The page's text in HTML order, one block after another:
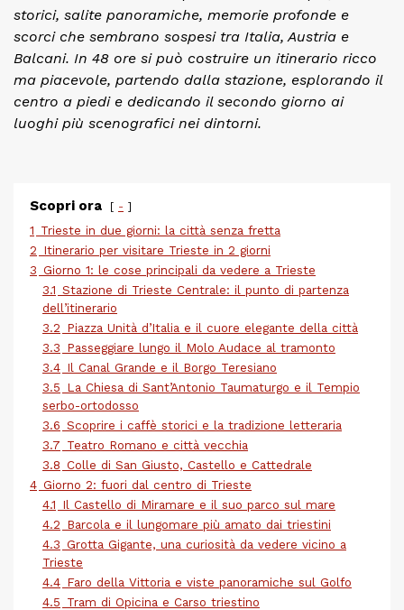
storici, salite panoramiche, memorie profonde e
scorci che sembrano sospesi tra Italia, Austria e
Balcani. In 48 ore si può costruire un itinerario ricco
ma piacevole, partendo dalla stazione, esplorando il
centro a piedi e dedicando il secondo giorno ai
luoghi più scenografici nei dintorni.
Scopri ora -
1 Trieste in due giorni: la città senza fretta
2 Itinerario per visitare Trieste in 2 giorni
3 Giorno 1: le cose principali da vedere a Trieste
3.1 Stazione di Trieste Centrale: il punto di partenza
dell’itinerario
3.2 Piazza Unità d’Italia e il cuore elegante della città
3.3 Passeggiare lungo il Molo Audace al tramonto
3.4 Il Canal Grande e il Borgo Teresiano
3.5 La Chiesa di Sant’Antonio Taumaturgo e il Tempio
serbo-ortodosso
3.6 Scoprire i caffè storici e la tradizione letteraria
3.7 Teatro Romano e città vecchia
3.8 Colle di San Giusto, Castello e Cattedrale
4 Giorno 2: fuori dal centro di Trieste
4.1 Il Castello di Miramare e il suo parco sul mare
4.2 Barcola e il lungomare più amato dai triestini
4.3 Grotta Gigante, una curiosità da vedere vicino a
Trieste
4.4 Faro della Vittoria e viste panoramiche sul Golfo
4.5 Tram di Opicina e Carso triestino